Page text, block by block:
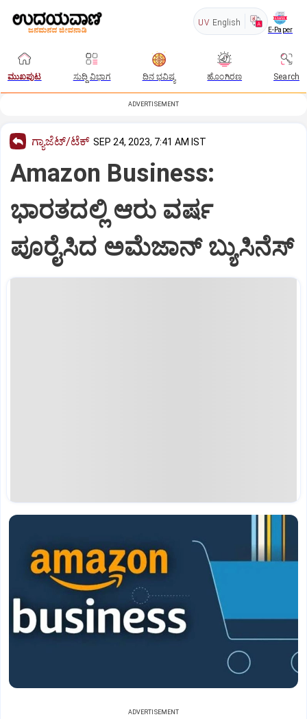
UV English
E-Paper
ಮುಖಪುಟ ಸುದ್ದಿ ವಿಭಾಗ ದಿನ ಭವಿಷ್ಯ ಹೊಂಗಿರಣ Search
ADVERTISEMENT
ಗ್ಯಾಜೆಟ್/ಟೆಕ್ SEP 24, 2023, 7:41 AM IST
Amazon Business:
ಭಾರತದಲ್ಲಿ ಆರು ವರ್ಷ
ಪೂರೈಸಿದ ಅಮೆಜಾನ್ ಬ್ಯುಸಿನೆಸ್
ADVERTISEMENT